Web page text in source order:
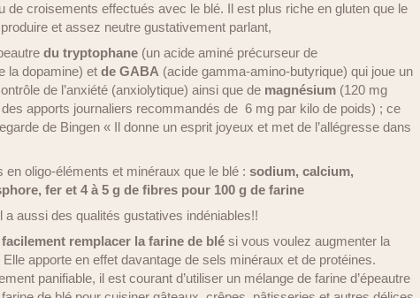
de croisements effectués avec le blé. Il est plus riche en gluten que le
et assez neutre gustativement parlant,
du tryptophane (un acide aminé précurseur de
la dopamine) et de GABA (acide gamma-amino-butyrique) qui joue un
de l’anxiété (anxiolytique) ainsi que de magnésium (120 mg
des apports journaliers recommandés de 6 mg par kilo de poids) ; ce
de Bingen « Il donne un esprit joyeux et met de l’allégresse dans
oligo-éléments et minéraux que le blé : sodium, calcium,
fer et 4 à 5 g de fibres pour 100 g de farine
a aussi des qualités gustatives indéniables!!
remplacer la farine de blé si vous voulez augmenter la
apporte en effet davantage de sels minéraux et de protéines.
panifiable, il est courant d’utiliser un mélange de farine d’épeautre